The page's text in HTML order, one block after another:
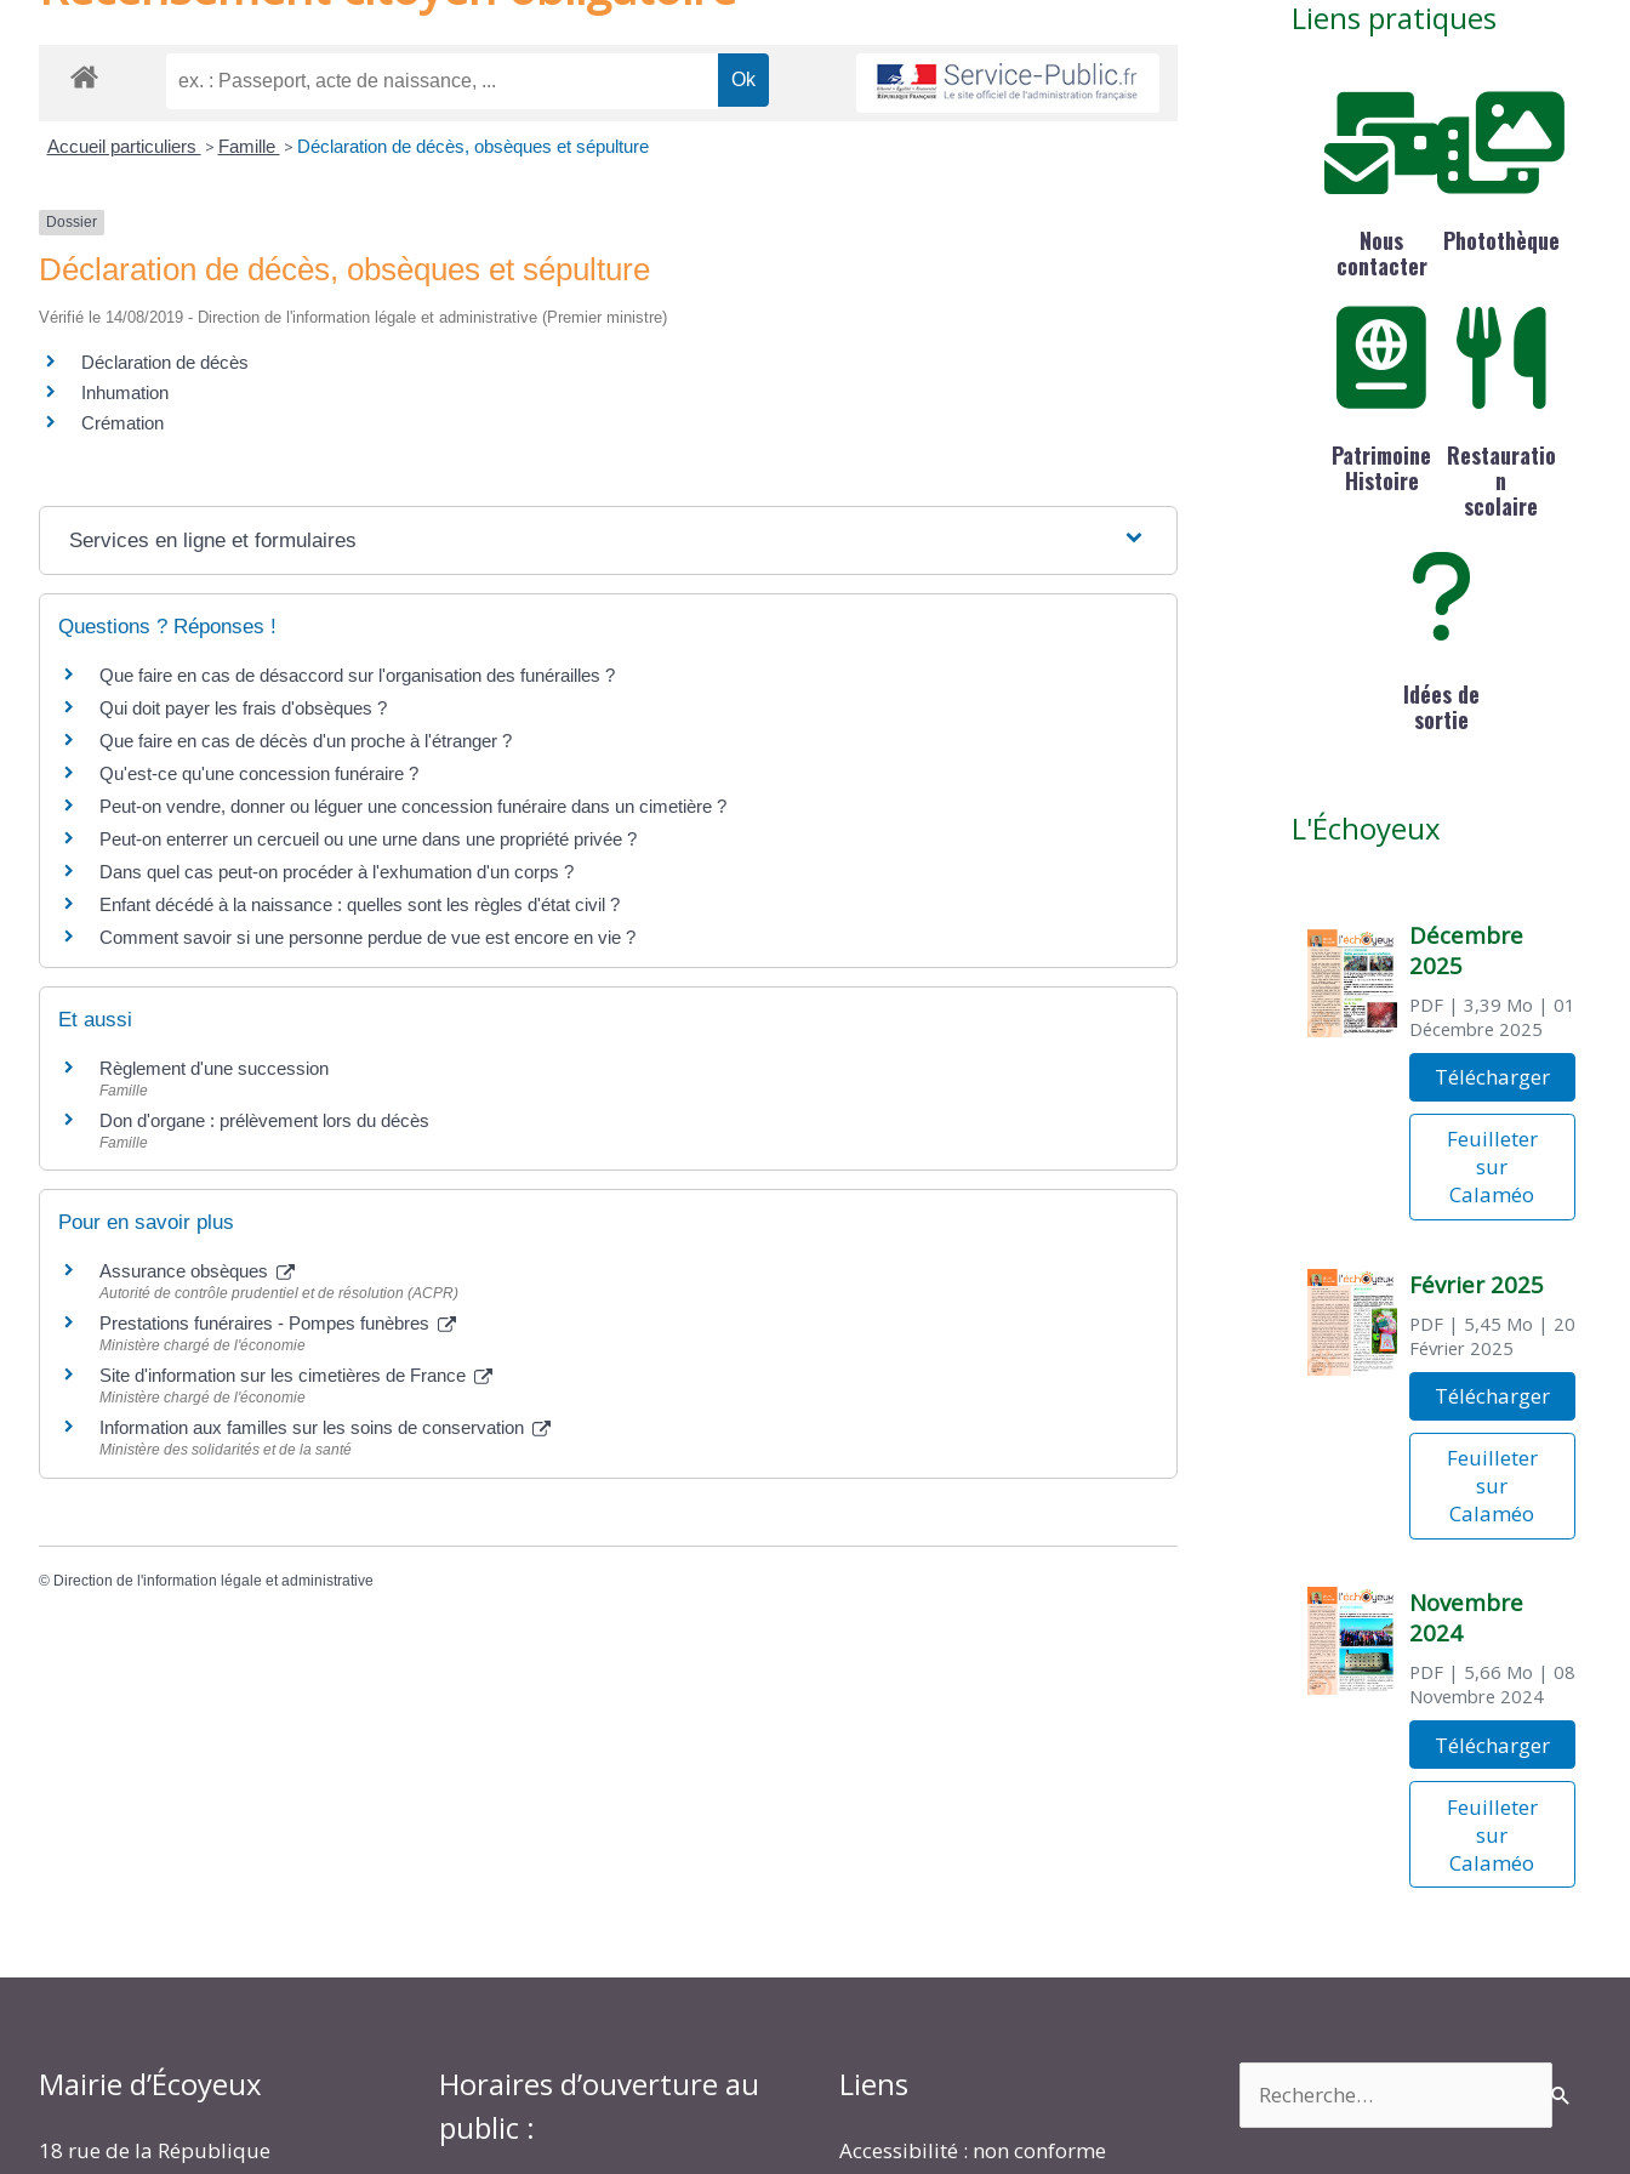
Accueil particuliers > Famille > Déclaration de décès, obsèques et sépulture
Dossier
Déclaration de décès, obsèques et sépulture
Vérifié le 14/08/2019 - Direction de l'information légale et administrative (Premier ministre)
Déclaration de décès
Inhumation
Crémation
Services en ligne et formulaires
Questions ? Réponses !
Que faire en cas de désaccord sur l'organisation des funérailles ?
Qui doit payer les frais d'obsèques ?
Que faire en cas de décès d'un proche à l'étranger ?
Qu'est-ce qu'une concession funéraire ?
Peut-on vendre, donner ou léguer une concession funéraire dans un cimetière ?
Peut-on enterrer un cercueil ou une urne dans une propriété privée ?
Dans quel cas peut-on procéder à l'exhumation d'un corps ?
Enfant décédé à la naissance : quelles sont les règles d'état civil ?
Comment savoir si une personne perdue de vue est encore en vie ?
Et aussi
Règlement d'une succession
Famille
Don d'organe : prélèvement lors du décès
Famille
Pour en savoir plus
Assurance obsèques
Autorité de contrôle prudentiel et de résolution (ACPR)
Prestations funéraires - Pompes funèbres
Ministère chargé de l'économie
Site d'information sur les cimetières de France
Ministère chargé de l'économie
Information aux familles sur les soins de conservation
Ministère des solidarités et de la santé
© Direction de l'information légale et administrative
Liens pratiques
Nous
contacter
Photothèque
Patrimoine
Histoire
Restauratio
n
scolaire
Idées de
sortie
L'Échoyeux
Décembre
2025
PDF| 3,39 Mo | 01
Décembre 2025
Télécharger
Feuilleter
sur
Calaméo
Février 2025
PDF| 5,45 Mo | 20
Février 2025
Télécharger
Feuilleter
sur
Calaméo
Novembre
2024
PDF| 5,66 Mo | 08
Novembre 2024
Télécharger
Feuilleter
sur
Calaméo
Mairie d’Écoyeux
18 rue de la République
Horaires d’ouverture au
public :
Liens
Accessibilité : non conforme